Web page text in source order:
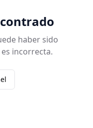
haber sido
incorrecta.